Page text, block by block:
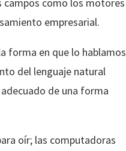
empresarial.
forma en que lo hablamos
del lenguaje natural
de una forma
oír; las computadoras